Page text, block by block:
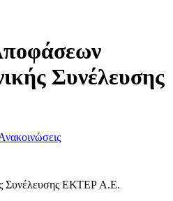
Συνέλευσης
Συνέλευσης ΕΚΤΕΡ Α.Ε.